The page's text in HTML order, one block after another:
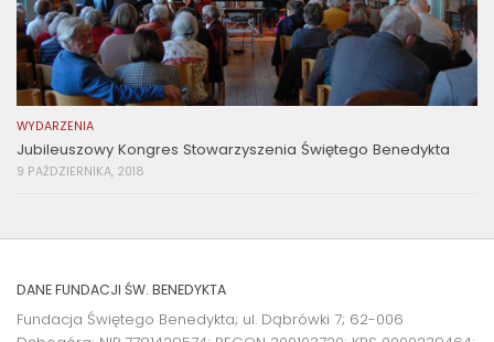
WYDARZENIA
Jubileuszowy Kongres Stowarzyszenia Świętego Benedykta
9 PAŹDZIERNIKA, 2018
DANE FUNDACJI ŚW. BENEDYKTA
Fundacja Świętego Benedykta; ul. Dąbrówki 7; 62-006